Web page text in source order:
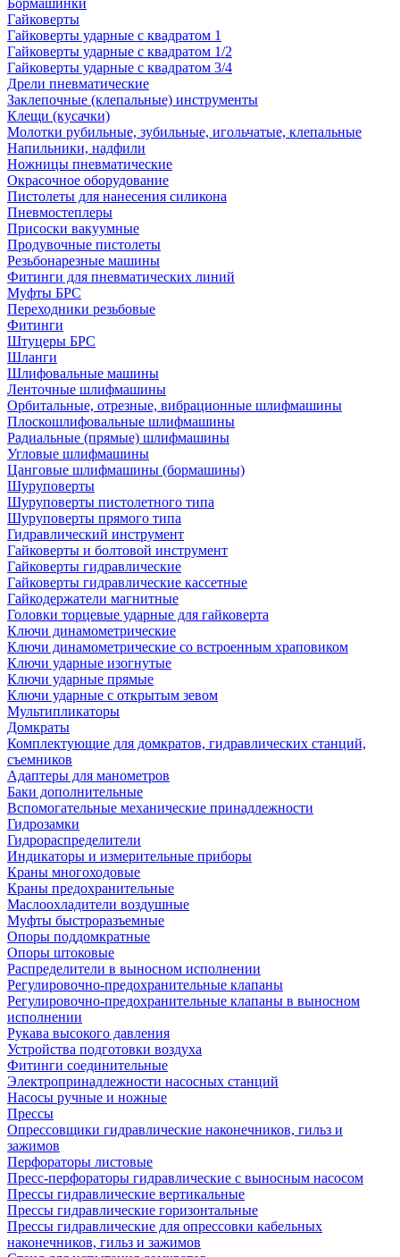
Бормашинки
Гайковерты
Гайковерты ударные с квадратом 1
Гайковерты ударные с квадратом 1/2
Гайковерты ударные с квадратом 3/4
Дрели пневматические
Заклепочные (клепальные) инструменты
Клещи (кусачки)
Молотки рубильные, зубильные, игольчатые, клепальные
Напильники, надфили
Ножницы пневматические
Окрасочное оборудование
Пистолеты для нанесения силикона
Пневмостеплеры
Присоски вакуумные
Продувочные пистолеты
Резьбонарезные машины
Фитинги для пневматических линий
Муфты БРС
Переходники резьбовые
Фитинги
Штуцеры БРС
Шланги
Шлифовальные машины
Ленточные шлифмашины
Орбитальные, отрезные, вибрационные шлифмашины
Плоскошлифовальные шлифмашины
Радиальные (прямые) шлифмашины
Угловые шлифмашины
Цанговые шлифмашины (бормашины)
Шуруповерты
Шуруповерты пистолетного типа
Шуруповерты прямого типа
Гидравлический инструмент
Гайковерты и болтовой инструмент
Гайковерты гидравлические
Гайковерты гидравлические кассетные
Гайкодержатели магнитные
Головки торцевые ударные для гайковерта
Ключи динамометрические
Ключи динамометрические со встроенным храповиком
Ключи ударные изогнутые
Ключи ударные прямые
Ключи ударные с открытым зевом
Мультипликаторы
Домкраты
Комплектующие для домкратов, гидравлических станций,
съемников
Адаптеры для манометров
Баки дополнительные
Вспомогательные механические принадлежности
Гидрозамки
Гидрораспределители
Индикаторы и измерительные приборы
Краны многоходовые
Краны предохранительные
Маслоохладители воздушные
Муфты быстроразъемные
Опоры поддомкратные
Опоры штоковые
Распределители в выносном исполнении
Регулировочно-предохранительные клапаны
Регулировочно-предохранительные клапаны в выносном
исполнении
Рукава высокого давления
Устройства подготовки воздуха
Фитинги соединительные
Электропринадлежности насосных станций
Насосы ручные и ножные
Прессы
Опрессовщики гидравлические наконечников, гильз и
зажимов
Перфораторы листовые
Пресс-перфораторы гидравлические с выносным насосом
Прессы гидравлические вертикальные
Прессы гидравлические горизонтальные
Прессы гидравлические для опрессовки кабельных
наконечников, гильз и зажимов